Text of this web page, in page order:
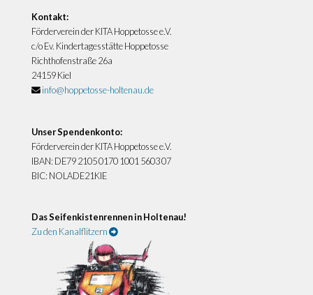
Kontakt:
Förderverein der KITA Hoppetosse e.V.
c/o Ev. Kindertagesstätte Hoppetosse
Richthofenstraße 26a
24159 Kiel
info@hoppetosse-holtenau.de
Unser Spendenkonto:
Förderverein der KITA Hoppetosse e.V.
IBAN: DE79 2105 0170 1001 5603 07
BIC: NOLADE21KIE
Das Seifenkistenrennen in Holtenau!
Zu den Kanalflitzern